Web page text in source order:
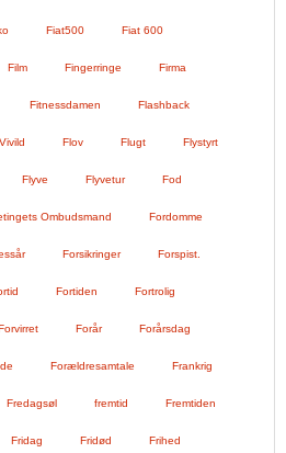
Fiat500 Fiat 600
Film Fingerringe Firma
Fitnessdamen Flashback
Flov Flugt Flystyrt
Flyve Flyvetur Fod
Ombudsmand Fordomme
Forsikringer Forspist.
Fortiden Fortrolig
Forår Forårsdag
Forældresamtale Frankrig
Fredagsøl fremtid Fremtiden
Fridag Fridød Frihed